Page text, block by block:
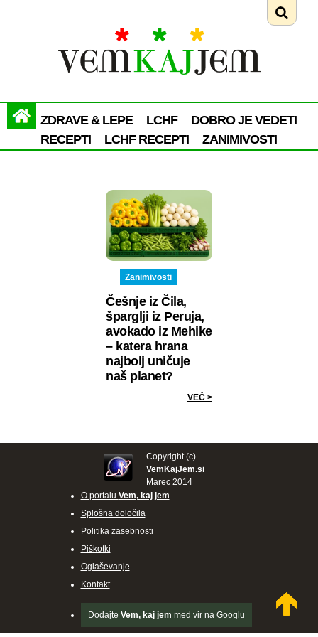
ZDRAVE & LEPE LCHF
DOBRO JE VEDETI
RECEPTI
LCHF RECEPTI ZANIMIVOSTI
Zanimivosti
Češnje iz Čila,
šparglji iz Peruja,
avokado iz Mehike
– katera hrana
najbolj uničuje
naš planet?
VEČ >
Copyright (c)
VemKajJem.si
Marec 2014
O portalu Vem, kaj jem
Splošna določila
Politika zasebnosti
Piškotki
Oglaševanje
Kontakt
Dodajte Vem, kaj jem med vir na Googlu